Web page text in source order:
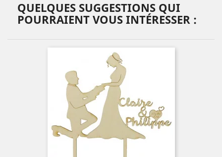
QUELQUES SUGGESTIONS QUI
POURRAIENT VOUS INTÉRESSER :